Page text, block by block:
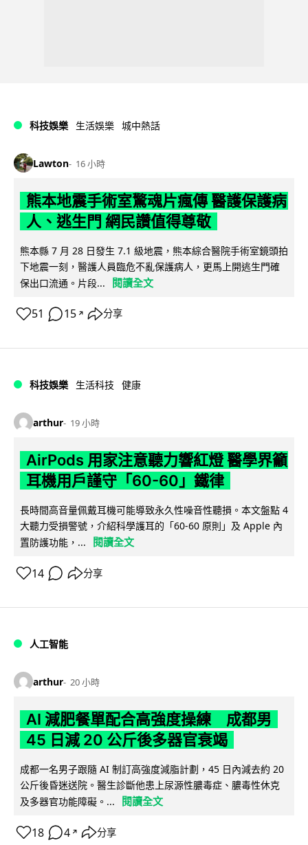
科技娛樂 生活娛樂 城中熱話
Lawton 16 小時
熊本地震手術室驚魂片瘋傳 醫護保護病
人、逃生門 網民讚值得尊敬
熊本縣 7 月 28 日發生 7.1 級地震，熊本綜合醫院手術室鏡頭拍
下地震一刻，醫護人員臨危不亂保護病人，更馬上開逃生門確
保出口流通。片段...
閱讀全文
51 15 ↗ 分享
科技娛樂 生活科技 健康
arthur 19 小時
AirPods 用家注意聽力響紅燈 醫學界籲
耳機用戶謹守「60-60」鐵律
長時間高音量佩戴耳機可能導致永久性噪音性聽損。本文盤點 4
大聽力受損警號，介紹科學護耳的「60-60 原則」及 Apple 內
置防護功能，...
閱讀全文
14 分享
人工智能
arthur 20 小時
AI 減肥餐單配合高強度操練 成都男
45 日減 20 公斤後多器官衰竭
成都一名男子跟隨 AI 制訂高強度減脂計劃，45 日內減去約 20
公斤後昏迷送院。醫生診斷他患上尿源性膿毒症、膿毒性休克
及多器官功能障礙。...
閱讀全文
18 4 ↗ 分享